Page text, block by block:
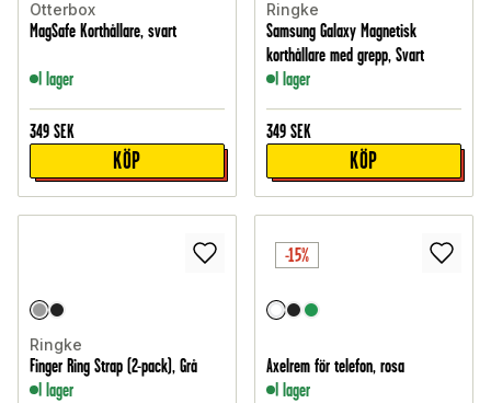
Otterbox
MagSafe Korthållare, svart
I lager
349 SEK
KÖP
Ringke
Samsung Galaxy Magnetisk
korthållare med grepp, Svart
I lager
349 SEK
KÖP
Ringke
Finger Ring Strap (2-pack), Grå
I lager
-15%
Axelrem för telefon, rosa
I lager